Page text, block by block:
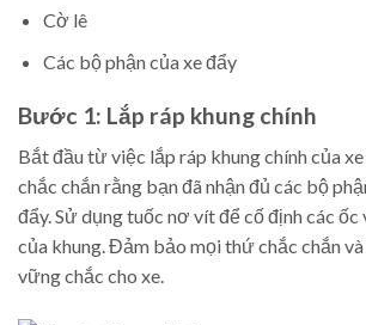
Cờ lê
Các bộ phận của xe đẩy
Bước 1: Lắp ráp khung chính
Bắt đầu từ việc lắp ráp khung chính của
chắc chắn rằng bạn đã nhận đủ các bộ
đẩy. Sử dụng tuốc nơ vít để cố định các
của khung. Đảm bảo mọi thứ chắc chắn
vững chắc cho xe.